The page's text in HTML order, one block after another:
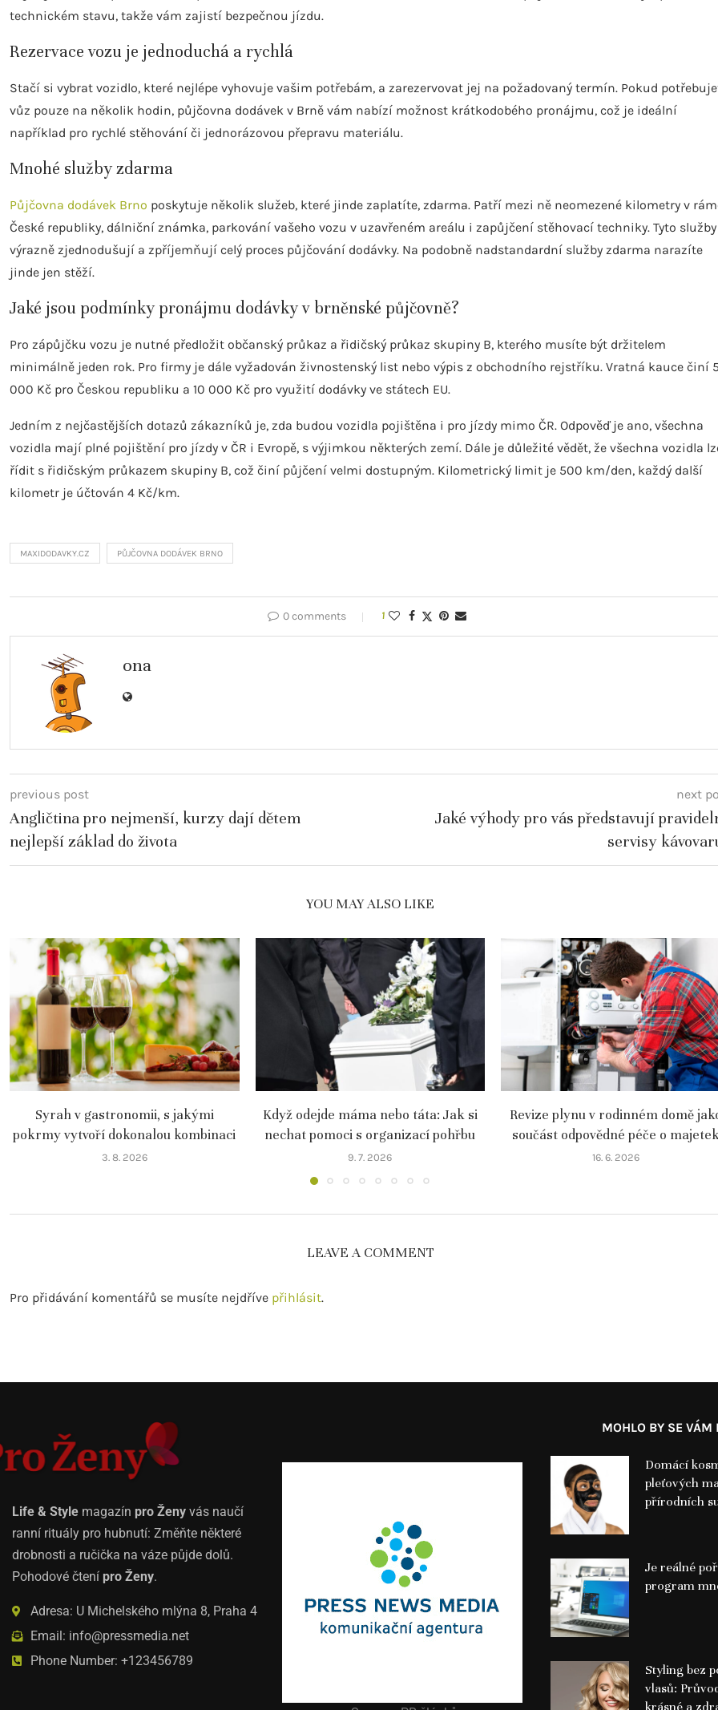
technickém stavu, takže vám zajistí bezpečnou jízdu.
Rezervace vozu je jednoduchá a rychlá
Stačí si vybrat vozidlo, které nejlépe vyhovuje vašim potřebám, a zarezervovat jej na požadovaný termín. Pokud
vůz pouze na několik hodin, půjčovna dodávek v Brně vám nabízí možnost krátkodobého pronájmu, což je ideální
například pro rychlé stěhování či jednorázovou přepravu materiálu.
Mnohé služby zdarma
Půjčovna dodávek Brno poskytuje několik služeb, které jinde zaplatíte, zdarma. Patří mezi ně neomezené kilometry v
České republiky, dálniční známka, parkování vašeho vozu v uzavřeném areálu i zapůjčení stěhovací techniky. Tyto služby
výrazně zjednodušují a zpříjemňují celý proces půjčování dodávky. Na podobně nadstandardní služby zdarma narazíte
jinde jen stěží.
Jaké jsou podmínky pronájmu dodávky v brněnské půjčovně?
Pro zápůjčku vozu je nutné předložit občanský průkaz a řidičský průkaz skupiny B, kterého musíte být držitelem
minimálně jeden rok. Pro firmy je dále vyžadován živnostenský list nebo výpis z obchodního rejstříku. Vratná kauce činí 5
000 Kč pro Českou republiku a 10 000 Kč pro využití dodávky ve státech EU.
Jedním z nejčastějších dotazů zákazníků je, zda budou vozidla pojištěna i pro jízdy mimo ČR. Odpověď je ano, všechna
vozidla mají plné pojištění pro jízdy v ČR i Evropě, s výjimkou některých zemí. Dále je důležité vědět, že všechna vozidla
řídit s řidičským průkazem skupiny B, což činí půjčení velmi dostupným. Kilometrický limit je 500 km/den, každý další
kilometr je účtován 4 Kč/km.
MAXIDODAVKY.CZ PŮJČOVNA DODÁVEK BRNO
0 comments 1
ona
previous post
Angličtina pro nejmenší, kurzy dají dětem
nejlepší základ do života
next
Jaké výhody pro vás představují
servisy
YOU MAY ALSO LIKE
Syrah v gastronomii, s jakými
pokrmy vytvoří dokonalou kombinaci
3. 8. 2026
Když odejde máma nebo táta: Jak si
nechat pomoci s organizací pohřbu
9. 7. 2026
Revize plynu v rodinném domě
součást odpovědné péče o
16. 6. 2026
LEAVE A COMMENT
Pro přidávání komentářů se musíte nejdříve přihlásit.
Life & Style magazín pro Ženy vás naučí
ranní rituály pro hubnutí: Změňte některé
drobnosti a ručička na váze půjde dolů.
Pohodové čtení pro Ženy.
Adresa: U Michelského mlýna 8, Praha 4
Email: info@pressmedia.net
Phone Number: +123456789
MOHLO BY SE VÁM
Domácí
pleťových
přírodních
Je reálné
program
Styling bez
vlasů:
krásné a